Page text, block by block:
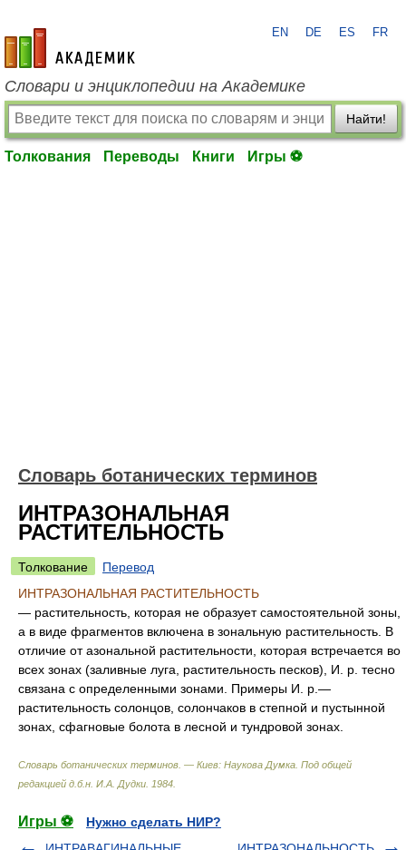
academic.ru
EN DE ES FR
Словари и энциклопедии на Академике
Найти!
Толкования Переводы Книги Игры ⚽
Словарь ботанических терминов
ИНТРАЗОНАЛЬНАЯ
РАСТИТЕЛЬНОСТЬ
Толкование
Перевод
ИНТРАЗОНАЛЬНАЯ РАСТИТЕЛЬНОСТЬ
— растительность, которая не образует самостоятельной зоны,
а в виде фрагментов включена в зональную растительность. В
отличие от азональной растительности, которая встречается во
всех зонах (заливные луга, растительность песков), И. р. тесно
связана с определенными зонами. Примеры И. р.—
растительность солонцов, солончаков в степной и пустынной
зонах, сфагновые болота в лесной и тундровой зонах.
Словарь ботанических терминов. — Киев: Наукова Думка Под общей
редакцией д.б.н. И.А. Дудки 1984
Игры ⚽
Нужно сделать НИР?